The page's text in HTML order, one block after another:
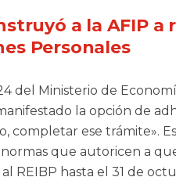
a la AFIP a
Personales
del Ministerio de
la opción de
completar ese trámite».
que autoricen a
REIBP hasta el 31 de